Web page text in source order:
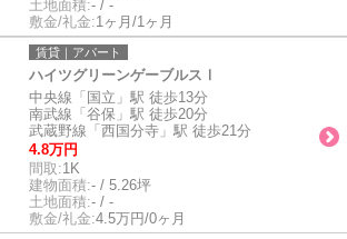
土地面積:- / -
敷金/礼金:1ヶ月/1ヶ月
賃貸｜アパート
ハイツグリーンゲーブルスⅠ
中央線「国立」駅 徒歩13分
南武線「谷保」駅 徒歩20分
武蔵野線「西国分寺」駅 徒歩21分
4.8万円
間取:1K
建物面積:- / 5.26坪
土地面積:- / -
敷金/礼金:4.5万円/0ヶ月